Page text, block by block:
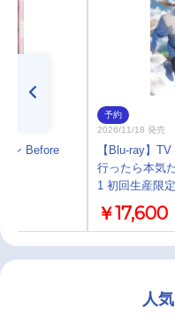
ン Before
予約
2026/11/18 発売
【Blu-ray】
行ったら本気
1 初回生産限
￥17,600
人